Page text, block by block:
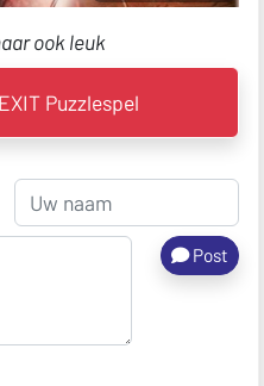
ook leuk
Puzzlespel
Post